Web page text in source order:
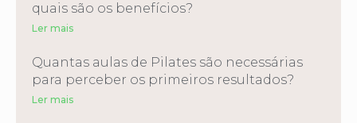
quais são os benefícios?
Ler mais
Quantas aulas de Pilates são necessárias
para perceber os primeiros resultados?
Ler mais